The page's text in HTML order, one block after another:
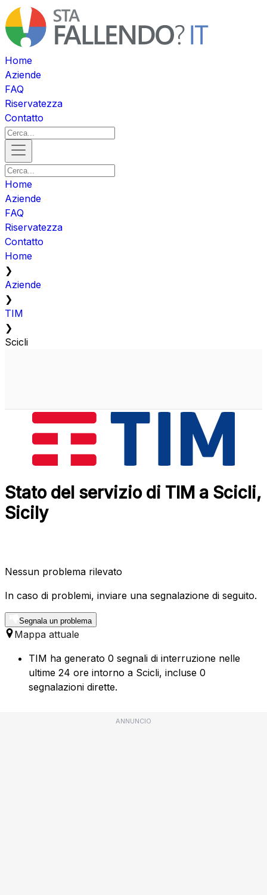
Home
Aziende
FAQ
Riservatezza
Contatto
Home
Aziende
FAQ
Riservatezza
Contatto
Home
❯
Aziende
❯
TIM
❯
Scicli
Stato del servizio di TIM a Scicli,
Sicily
Nessun problema rilevato
In caso di problemi, inviare una segnalazione di seguito.
Segnala un problema
Mappa attuale
TIM ha generato 0 segnali di interruzione nelle
ultime 24 ore intorno a Scicli, incluse 0
segnalazioni dirette.
ANNUNCIO